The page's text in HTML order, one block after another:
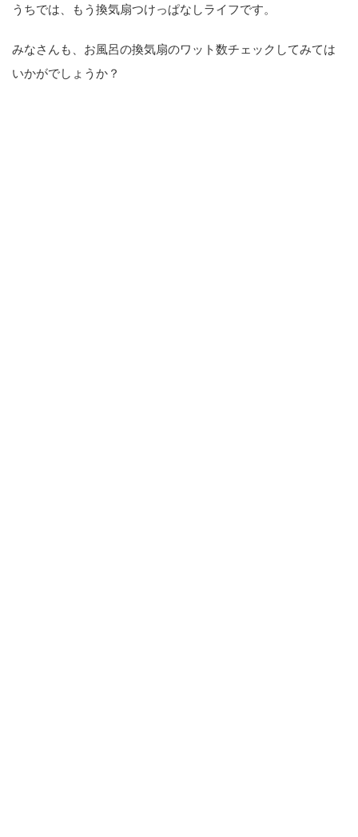
うちでは、もう換気扇つけっぱなしライフです。
みなさんも、お風呂の換気扇のワット数チェックしてみては
いかがでしょうか？